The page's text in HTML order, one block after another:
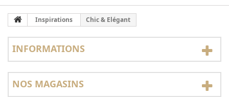
Inspirations Chic & Elégant
INFORMATIONS
NOS MAGASINS